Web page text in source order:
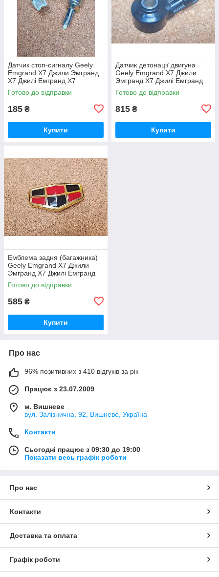
Датчик стоп-сигналу Geely
Emgrand X7 Джили Эмгранд
Х7 Джилі Емгранд Х7
Готово до відправки
185 ₴
Купити
Датчик детонації двигуна
Geely Emgrand X7 Джили
Эмгранд Х7 Джилі Емгранд
Х7
Готово до відправки
815 ₴
Купити
Емблема задня (багажника)
Geely Emgrand X7 Джили
Эмгранд Х7 Джилі Емгранд
Х7
Готово до відправки
585 ₴
Купити
Про нас
96% позитивних з 410 відгуків за рік
Працює з 23.07.2009
м. Вишневе
вул. Залізнична, 92, Вишневе, Україна
Контакти
Сьогодні працює з 09:30 до 19:00
Показати весь графік роботи
Про нас
Контакти
Доставка та оплата
Графік роботи